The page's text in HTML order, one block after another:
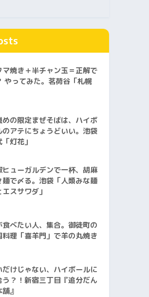
マ焼き＋半チャン玉＝正解で
やってみた。茗荷谷「札幌
めの限定まぜそばは、ハイボ
のアテにちょうどいい。池袋
灯花」
ヒューガルデンで一杯、胡麻
麺で〆る。池袋「人類みな麺
スサワダ」
食べたい人、集合。御徒町の
料理「喜羊門」で羊の丸焼き
だけじゃない、ハイボールに
う？！新宿三丁目『追分だん
』